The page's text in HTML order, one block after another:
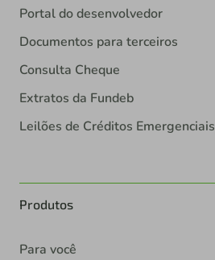
Portal do desenvolvedor
Documentos para terceiros
Consulta Cheque
Extratos da Fundeb
Leilões de Créditos Emergenciais
Produtos
Para você